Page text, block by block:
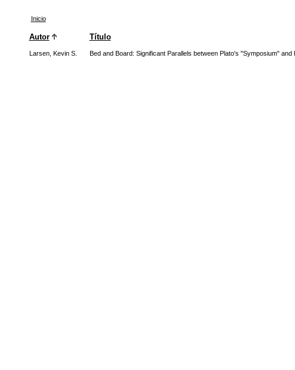
Inicio
Autor Título
Larsen, Kevin S. Bed and Board: Significant Parallels between Plato's "Symposium" and